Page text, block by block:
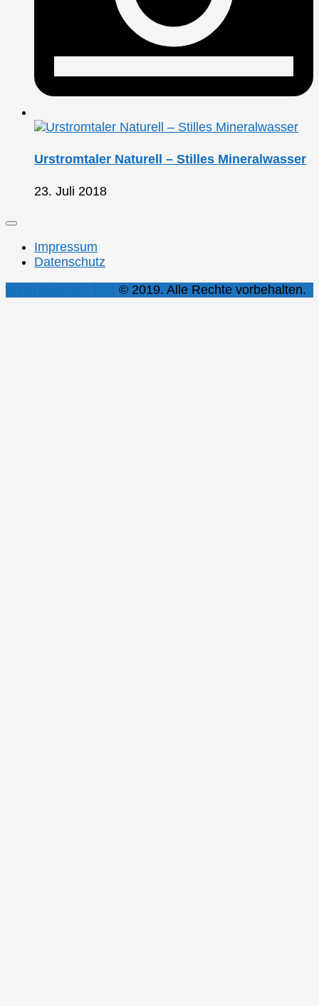
Urstromtaler Naturell – Stilles Mineralwasser
23. Juli 2018
Impressum
Datenschutz
© 2019. Alle Rechte vorbehalten.